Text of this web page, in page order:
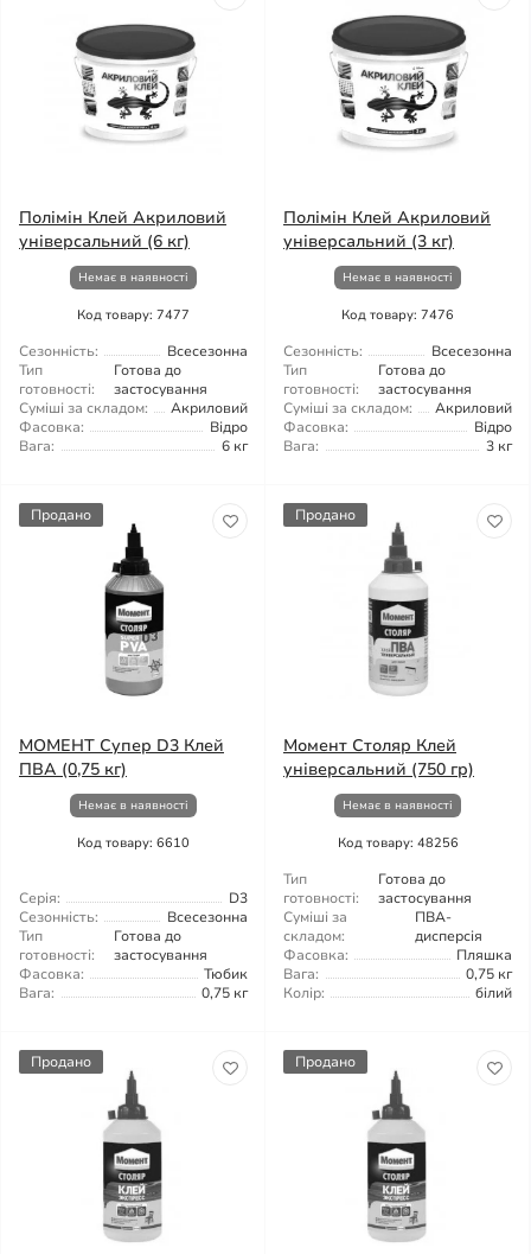
Полімін Клей Акриловий
універсальний (6 кг)
Немає в наявності
Код товару: 7477
Сезонність:
Всесезонна
Тип
готовності:
Готова до
застосування
Суміші за складом:
Акриловий
Фасовка:
Відро
Вага:
6 кг
Полімін Клей Акриловий
універсальний (3 кг)
Немає в наявності
Код товару: 7476
Сезонність:
Всесезонна
Тип
готовності:
Готова до
застосування
Суміші за складом:
Акриловий
Фасовка:
Відро
Вага:
3 кг
Продано
МОМЕНТ Супер D3 Клей
ПВА (0,75 кг)
Немає в наявності
Код товару: 6610
Серія:
D3
Сезонність:
Всесезонна
Тип
готовності:
Готова до
застосування
Фасовка:
Тюбик
Вага:
0,75 кг
Продано
Момент Столяр Клей
універсальний (750 гр)
Немає в наявності
Код товару: 48256
Тип
готовності:
Готова до
застосування
Суміші за
складом:
ПВА-
дисперсія
Фасовка:
Пляшка
Вага:
0,75 кг
Колір:
білий
Продано Продано